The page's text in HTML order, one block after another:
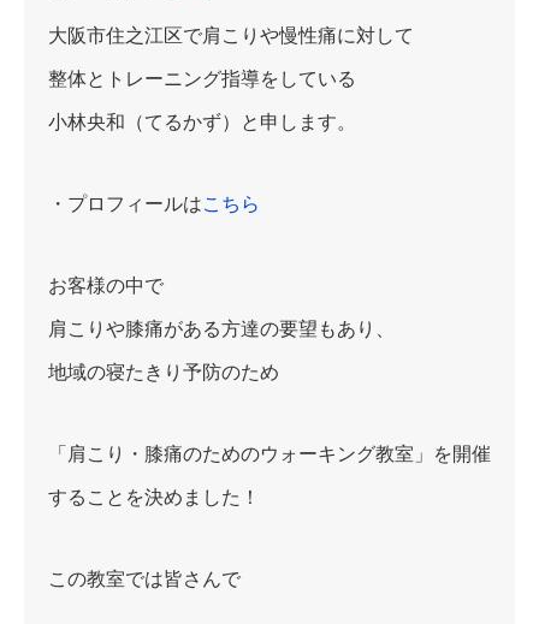
大阪市住之江区で肩こりや慢性痛に対して
整体とトレーニング指導をしている
小林央和（てるかず）と申します。
・プロフィールはこちら
お客様の中で
肩こりや膝痛がある方達の要望もあり、
地域の寝たきり予防のため
「肩こり・膝痛のためのウォーキング教室」を開催
することを決めました！
この教室では皆さんで